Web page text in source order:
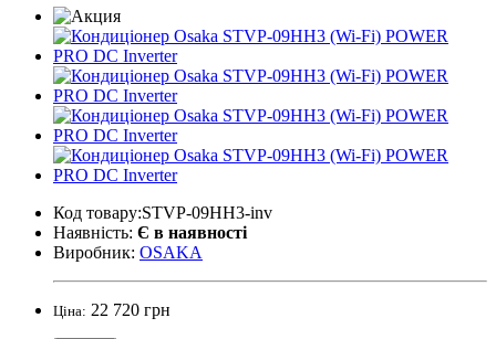
Код товару:STVP-09HH3-inv
Наявність: Є в наявності
Виробник: OSAKA
Ціна: 22 720 грн